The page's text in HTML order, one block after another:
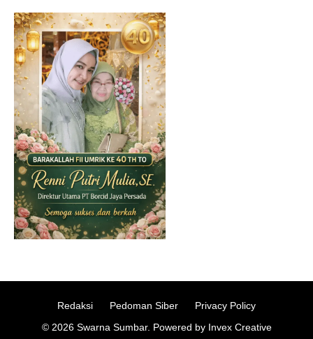
Redaksi Pedoman Siber
Privacy Policy
© 2026 Swarna Sumbar. Powered by Invex Creative